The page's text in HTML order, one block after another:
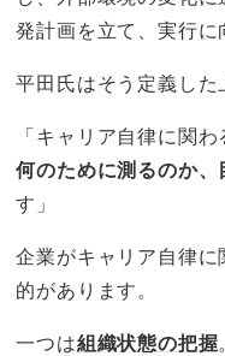
発計画を立て、実行に
平田氏はそう定義した
「キャリア自律に関
何のために測るのか
す」
企業がキャリア自律に
的があります。
一つは組織状態の把握